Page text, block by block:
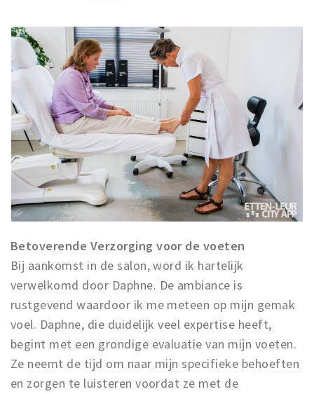
Parking
Sign in
Betoverende Verzorging voor de voeten
Bij aankomst in de salon, word ik hartelijk
verwelkomd door Daphne. De ambiance is
rustgevend waardoor ik me meteen op mijn gemak
voel. Daphne, die duidelijk veel expertise heeft,
begint met een grondige evaluatie van mijn voeten.
Ze neemt de tijd om naar mijn specifieke behoeften
en zorgen te luisteren voordat ze met de